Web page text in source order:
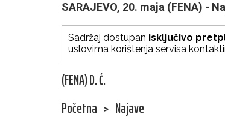
SARAJEVO, 20. maja (FENA) -
Sadržaj dostupan isključivo
uslovima korištenja servisa
(FENA) D. Ć.
Početna > Najave